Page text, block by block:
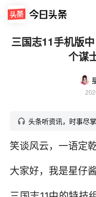
三国志11手机版
个谋
头条听资讯，时事尽
笑谈风云，一语定乾
大家好，我是星仔酱